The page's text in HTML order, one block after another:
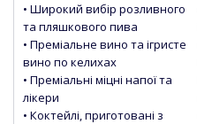
• Широкий вибір розливного
та пляшкового пива
• Преміальне вино та ігристе
вино по келихах
• Преміальні міцні напої та
лікери
• Коктейлі, приготовані з